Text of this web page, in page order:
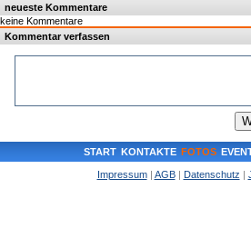
neueste Kommentare
keine Kommentare
Kommentar verfassen
START KONTAKTE FOTOS
Impressum| AGB| Datenschutz |